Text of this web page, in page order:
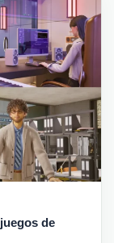
de